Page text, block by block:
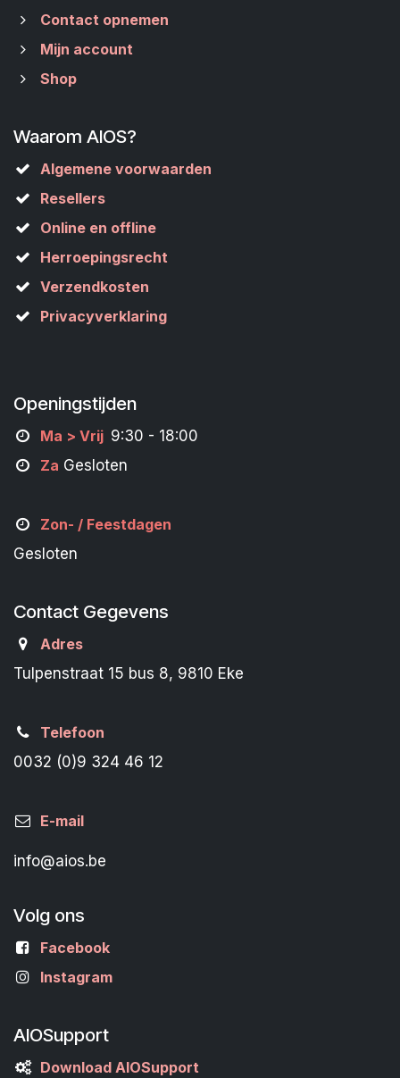
Contact opnemen
Mijn account
Shop
Waarom AIOS?
Algemene voorwaarden
Resellers
Online en offline
Herroepingsrecht
Verzendkosten
Privacyverklaring
Openingstijden
Ma > Vrij 9:30 - 18:00
Za Gesloten
Zon- / Feestdagen
Gesloten
Contact Gegevens
Adres
Tulpenstraat 15 bus 8, 9810 Eke
Telefoon
0032 (0)9 324 46 12
E-mail
info@aios.be
Volg ons
Facebook
Instagram
AIOSupport
Download AIOSupport